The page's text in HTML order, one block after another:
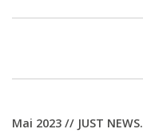
Mai 2023 // JUST NEWS.